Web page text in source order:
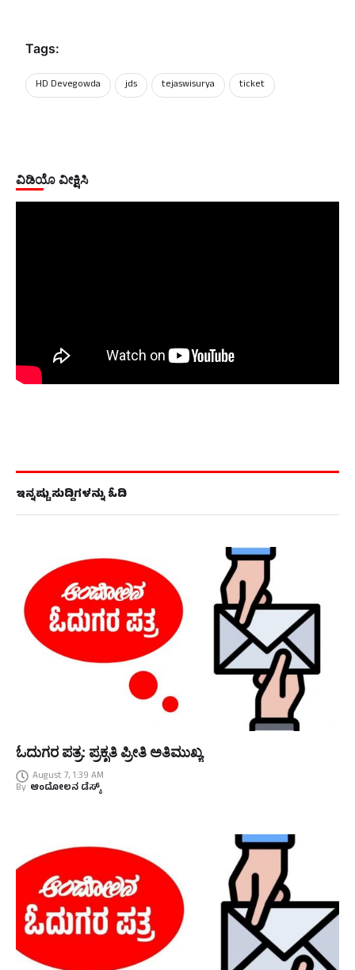
Tags:
HD Devegowda ‌jds tejaswisurya ticket
ವಿಡಿಯೊ ವೀಕ್ಷಿಸಿ
ಇನ್ನಷ್ಟು ಸುದ್ದಿಗಳನ್ನು ಓದಿ
ಓದುಗರ ಪತ್ರ: ಪ್ರಕೃತಿ ಪ್ರೀತಿ ಅತಿಮುಖ್ಯ
August 7, 1:39 AM
By ಆಂದೋಲನ ಡೆಸ್ಕ್